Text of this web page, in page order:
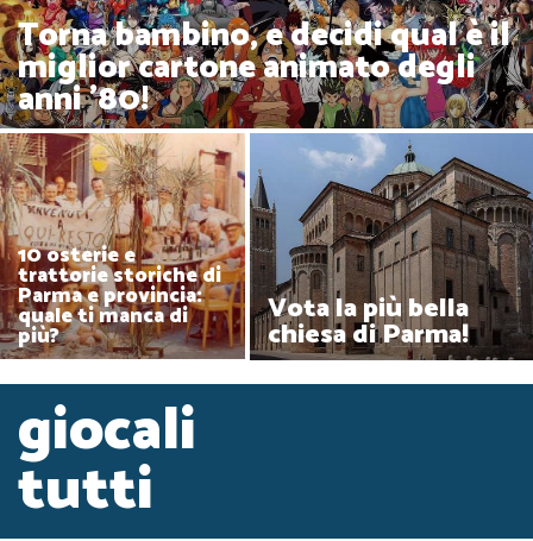
Torna bambino, e decidi qual è il
miglior cartone animato degli
anni '80!
10 osterie e
trattorie storiche di
Parma e provincia:
quale ti manca di
più?
Vota la più bella
chiesa di Parma!
giocali
tutti